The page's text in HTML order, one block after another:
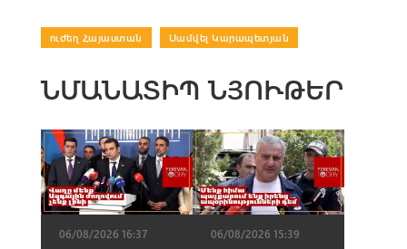
ուժեղ Հայաստան Սամվել Կարապետյան
ՆՄԱՆԱՏԻՊ ՆՅՈՒԹԵՐ
06/08/2026 16:37
06/08/2026 15:39